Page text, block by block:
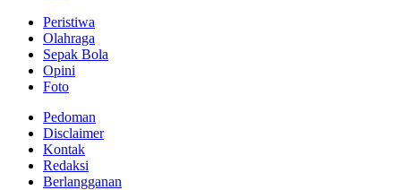
Peristiwa
Olahraga
Sepak Bola
Opini
Foto
Pedoman
Disclaimer
Kontak
Redaksi
Berlangganan